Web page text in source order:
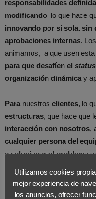
responsabilidades
modificando, lo que hace
innovando por sí sola, sin
aprobaciones internas.
animamos, a que usen esta
para que desafíen el
organización dinámica y
Para nuestros clientes, lo
estructuras, que hace que
interacción con nosotros,
cualquier persona del
y solucionar el problema
reconocen
y nos puntúan
preguntamos qué tal lo
Utilizamos cookies
mejor experiencia de
los anuncios, ofrecer